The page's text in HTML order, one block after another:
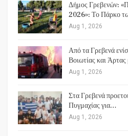
Δήμος Γρεβενών:
2026»: Το Πάρκο
Aug 1, 2026
Από τα Γρεβενά
Βοιωτίας και
Aug 1, 2026
Στα Γρεβενά
Πυγμαχίας για…
Aug 1, 2026